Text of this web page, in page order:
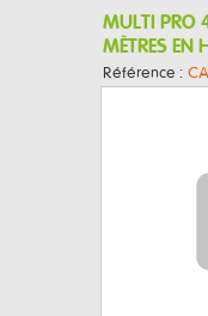
MULTI PRO
MÈTRES EN
Référence :